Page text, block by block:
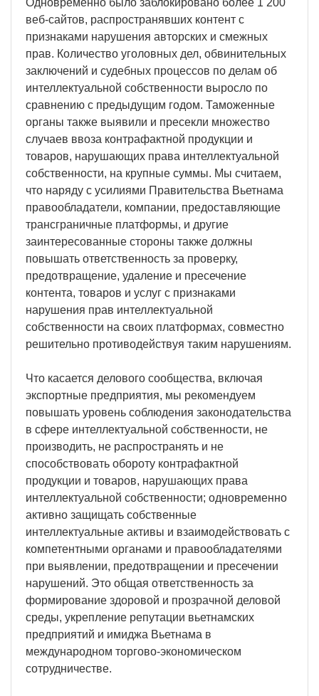
Одновременно было заблокировано более 1 200
веб-сайтов, распространявших контент с
признаками нарушения авторских и смежных
прав. Количество уголовных дел, обвинительных
заключений и судебных процессов по делам об
интеллектуальной собственности выросло по
сравнению с предыдущим годом. Таможенные
органы также выявили и пресекли множество
случаев ввоза контрафактной продукции и
товаров, нарушающих права интеллектуальной
собственности, на крупные суммы. Мы считаем,
что наряду с усилиями Правительства Вьетнама
правообладатели, компании, предоставляющие
трансграничные платформы, и другие
заинтересованные стороны также должны
повышать ответственность за проверку,
предотвращение, удаление и пресечение
контента, товаров и услуг с признаками
нарушения прав интеллектуальной
собственности на своих платформах, совместно
решительно противодействуя таким нарушениям.
Что касается делового сообщества, включая
экспортные предприятия, мы рекомендуем
повышать уровень соблюдения законодательства
в сфере интеллектуальной собственности, не
производить, не распространять и не
способствовать обороту контрафактной
продукции и товаров, нарушающих права
интеллектуальной собственности; одновременно
активно защищать собственные
интеллектуальные активы и взаимодействовать с
компетентными органами и правообладателями
при выявлении, предотвращении и пресечении
нарушений. Это общая ответственность за
формирование здоровой и прозрачной деловой
среды, укрепление репутации вьетнамских
предприятий и имиджа Вьетнама в
международном торгово-экономическом
сотрудничестве.